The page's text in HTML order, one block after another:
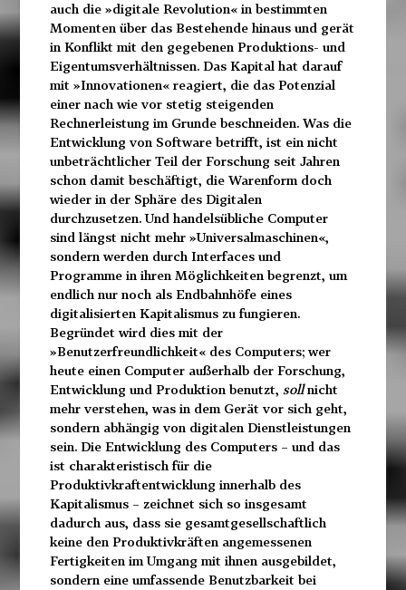
auch die »digitale Revolution« in bestimmten
Momenten über das Bestehende hinaus und gerät
in Konflikt mit den gegebenen Produktions- und
Eigentumsverhältnissen. Das Kapital hat darauf
mit »Innovationen« reagiert, die das Potenzial
einer nach wie vor stetig steigenden
Rechnerleistung im Grunde beschneiden. Was die
Entwicklung von Software betrifft, ist ein nicht
unbeträchtlicher Teil der Forschung seit Jahren
schon damit beschäftigt, die Warenform doch
wieder in der Sphäre des Digitalen
durchzusetzen. Und handelsübliche Computer
sind längst nicht mehr »Universalmaschinen«,
sondern werden durch Interfaces und
Programme in ihren Möglichkeiten begrenzt, um
endlich nur noch als Endbahnhöfe eines
digitalisierten Kapitalismus zu fungieren.
Begründet wird dies mit der
»Benutzerfreundlichkeit« des Computers; wer
heute einen Computer außerhalb der Forschung,
Entwicklung und Produktion benutzt, sollnicht
mehr verstehen, was in dem Gerät vor sich geht,
sondern abhängig von digitalen Dienstleistungen
sein. Die Entwicklung des Computers – und das
ist charakteristisch für die
Produktivkraftentwicklung innerhalb des
Kapitalismus – zeichnet sich so insgesamt
dadurch aus, dass sie gesamtgesellschaftlich
keine den Produktivkräften angemessenen
Fertigkeiten im Umgang mit ihnen ausgebildet,
sondern eine umfassende Benutzbarkeit bei